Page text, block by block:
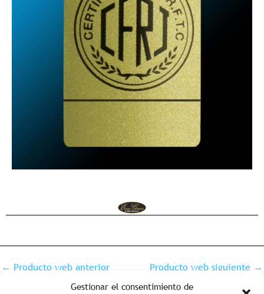
Gestionar el consentimiento de
← Producto web anterior Producto web siguiente →